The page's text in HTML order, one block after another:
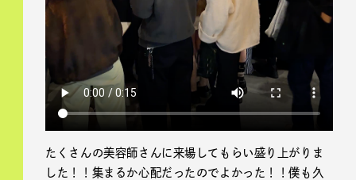
たくさんの美容師さんに来場してもらい盛り上がりま
した！！集まるか心配だったのでよかった！！僕も久